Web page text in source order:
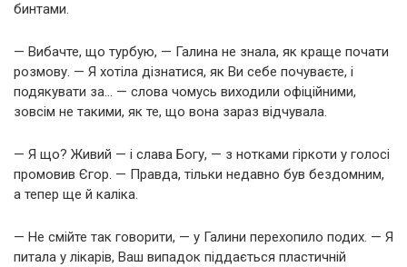
бинтами.
— Вибачте, що турбую, — Галина не знала, як краще почати
розмову. — Я хотіла дізнатися, як Ви себе почуваєте, і
подякувати за… — слова чомусь виходили офіційними,
зовсім не такими, як те, що вона зараз відчувала.
— Я що? Живий — і слава Богу, — з нотками гіркоти у голосі
промовив Єгор. — Правда, тільки недавно був бездомним,
а тепер ще й каліка.
— Не смійте так говорити, — у Галини перехопило подих. — Я
питала у лікарів, Ваш випадок піддається пластичній